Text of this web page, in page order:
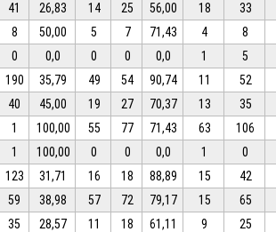
41 26,83 14 25 56,00 18 33
8 50,00 5 7 71,43 4 8
0 0,0 0 0 0,0 1 5
190 35,79 49 54 90,74 11 52
40 45,00 19 27 70,37 13 35
1 100,00 55 77 71,43 63 106
1 100,00 0 0 0,0 1 0
123 31,71 16 18 88,89 15 42
59 38,98 57 72 79,17 15 65
35 28,57 11 18 61,11 9 25